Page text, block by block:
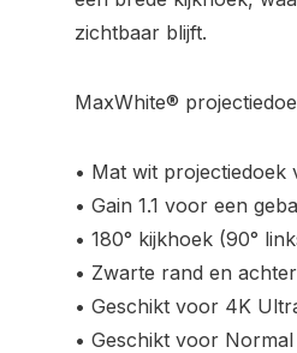
zichtbaar blijft.
MaxWhite®
• Mat wit
• Gain 1.1 voor een
• 180° kijkhoek (90°
• Zwarte rand en
• Geschikt voor 4K
• Geschikt voor